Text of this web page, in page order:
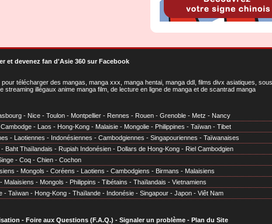
et devenez fan d'Asie 360 sur Facebook
pour télécharger des mangas, manga xxx, manga hentai, manga ddl, films divx asiatiques,
illégaux anime manga film, de lecture en ligne de manga et de scantrad manga
- Nice - Toulon - Montpellier - Rennes - Rouen - Grenoble - Metz - Nancy
Cambodge - Laos - Hong-Kong - Malaisie - Mongolie - Philippines - Taïwan - Tibet
- Laotiennes - Indonésiennes - Cambodgiennes - Singapouriennes - Taïwanaises
- Baht Thaïlandais - Rupiah Indonésien - Dollars de Hong-Kong - Riel Cambodgien
- Coq - Chien - Cochon
- Mongols - Coréens - Laotiens - Cambodgiens - Birmans - Malaisiens
- Malaisiens - Mongols - Philippins - Tibétains - Thaïlandais - Vietnamiens
- Taïwan - Hong-Kong - Thaïlande - Indonésie - Singapour - Japon - Viêt Nam
- Foire aux Questions (F.A.Q.) - Signaler un problème- Plan du Site